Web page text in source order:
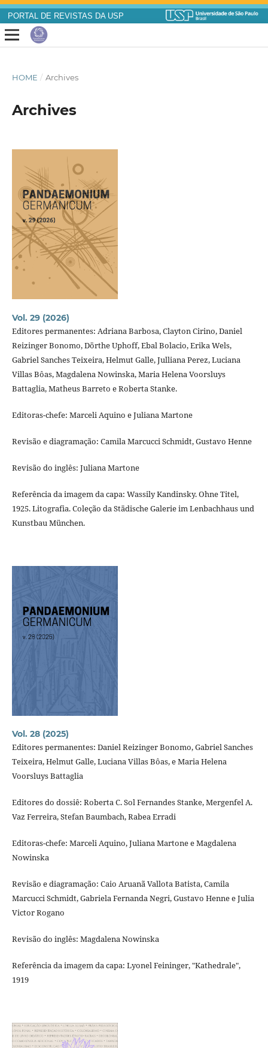
PORTAL DE REVISTAS DA USP
HOME / Archives
Archives
Vol. 29 (2026)
Editores permanentes: Adriana Barbosa, Clayton Cirino, Daniel
Reizinger Bonomo, Dörthe Uphoff, Ebal Bolacio, Erika Wels,
Gabriel Sanches Teixeira, Helmut Galle, Julliana Perez, Luciana
Villas Bôas, Magdalena Nowinska, Maria Helena Voorsluys
Battaglia, Matheus Barreto e Roberta Stanke.
Editoras-chefe: Marceli Aquino e Juliana Martone
Revisão e diagramação: Camila Marcucci Schmidt, Gustavo Henne
Revisão do inglês: Juliana Martone
Referência da imagem da capa: Wassily Kandinsky. Ohne Titel,
1925. Litografia. Coleção da Städische Galerie im Lenbachhaus und
Kunstbau München.
Vol. 28 (2025)
Editores permanentes: Daniel Reizinger Bonomo, Gabriel Sanches
Teixeira, Helmut Galle, Luciana Villas Bôas, e Maria Helena
Voorsluys Battaglia
Editores do dossiê: Roberta C. Sol Fernandes Stanke, Mergenfel A.
Vaz Ferreira, Stefan Baumbach, Rabea Erradi
Editoras-chefe: Marceli Aquino, Juliana Martone e Magdalena
Nowinska
Revisão e diagramação: Caio Aruanã Vallota Batista, Camila
Marcucci Schmidt, Gabriela Fernanda Negri, Gustavo Henne e Julia
Victor Rogano
Revisão do inglês: Magdalena Nowinska
Referência da imagem da capa: Lyonel Feininger, "Kathedrale",
1919